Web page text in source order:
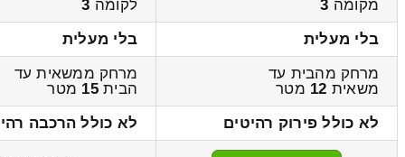
מקומה 3 לקומה 3
בלי מעלית
בלי מעלית
מרחק מהבית עד
משאית 12 מטר
מרחק ממשאית עד
הבית15 מטר
לא כולל פירוק רהיטים
לא כולל הרכבה